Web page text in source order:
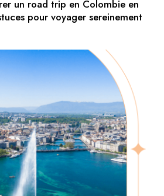
un road trip en Colombie en
pour voyager sereinement